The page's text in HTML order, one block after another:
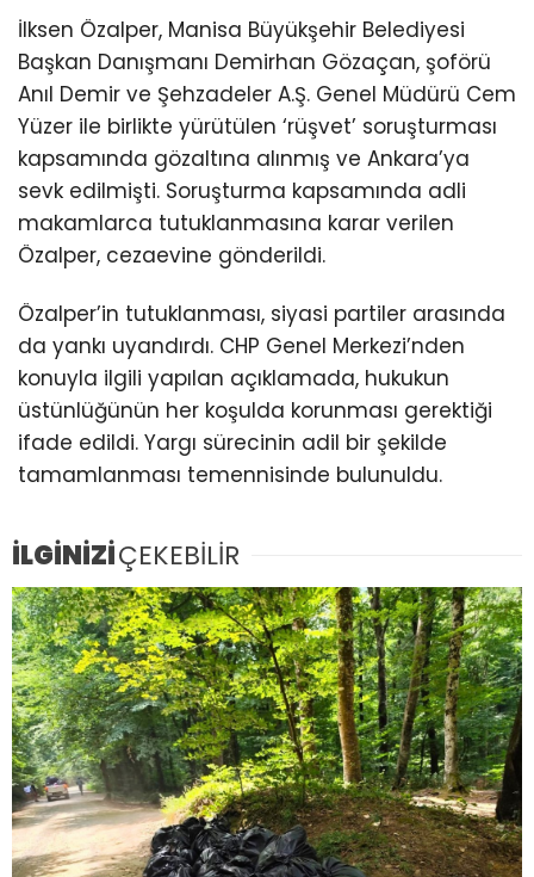
İlksen Özalper, Manisa Büyükşehir Belediyesi
Başkan Danışmanı Demirhan Gözaçan, şoförü
Anıl Demir ve Şehzadeler A.Ş. Genel Müdürü Cem
Yüzer ile birlikte yürütülen ‘rüşvet’ soruşturması
kapsamında gözaltına alınmış ve Ankara’ya
sevk edilmişti. Soruşturma kapsamında adli
makamlarca tutuklanmasına karar verilen
Özalper, cezaevine gönderildi.
Özalper’in tutuklanması, siyasi partiler arasında
da yankı uyandırdı. CHP Genel Merkezi’nden
konuyla ilgili yapılan açıklamada, hukukun
üstünlüğünün her koşulda korunması gerektiği
ifade edildi. Yargı sürecinin adil bir şekilde
tamamlanması temennisinde bulunuldu.
İLGİNİZİÇEKEBİLİR